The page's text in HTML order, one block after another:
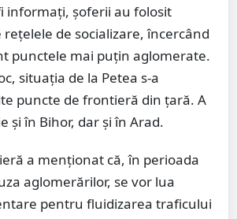
informați, șoferii au folosit
de socializare, încercând
punctele mai puțin aglomerate.
situația de la Petea s-a
puncte de frontieră din țară. A
și în Bihor, dar și în Arad.
a menționat că, în perioada
aglomerărilor, se vor lua
pentru fluidizarea traficului